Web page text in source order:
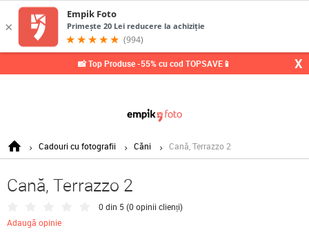
📸 Top Produse -55% cu cod TOPSAVE📱 X
Cadouri cu fotografii Căni Cană, Terrazzo 2
Cană, Terrazzo 2
0 din 5 (0 opinii clienți)
Adaugă opinie